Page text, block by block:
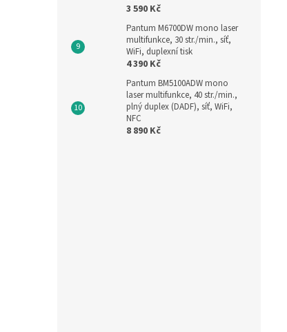
3 590 Kč
Pantum M6700DW mono laser
multifunkce, 30 str./min., síť,
WiFi, duplexní tisk
4 390 Kč
Pantum BM5100ADW mono
laser multifunkce, 40 str./min.,
plný duplex (DADF), síť, WiFi,
NFC
8 890 Kč